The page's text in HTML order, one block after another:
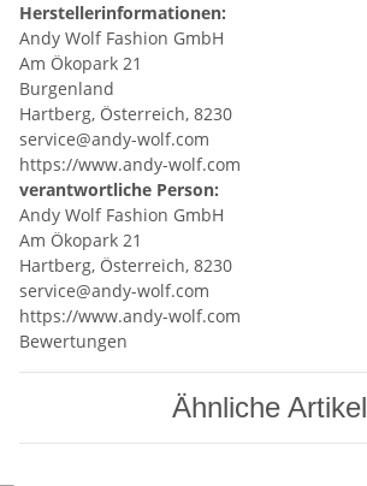
Herstellerinformationen:
Andy Wolf Fashion GmbH
Am Ökopark 21
Burgenland
Hartberg, Österreich, 8230
service@andy-wolf.com
https://www.andy-wolf.com
verantwortliche Person:
Andy Wolf Fashion GmbH
Am Ökopark 21
Hartberg, Österreich, 8230
service@andy-wolf.com
https://www.andy-wolf.com
Bewertungen
Ähnliche Artikel